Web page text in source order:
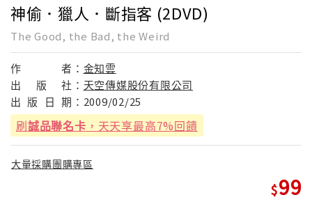
神偷．獵人．斷指客 (2DVD)
The Good, the Bad, the Weird
作 者： 金知雲
出
版 社： 天空傳媒股份有限公司
出 版 日 期： 2009/02/25
刷誠品聯名卡 ，天天享最高7%回饋
大量採購團購專區
99